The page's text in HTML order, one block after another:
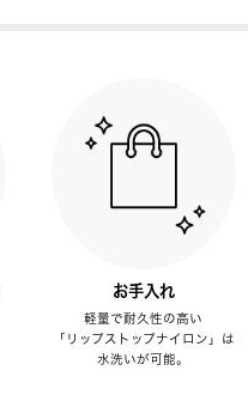
お手入れ
軽量で耐久性の高い
「リップストップナイロン」は
水洗いが可能。